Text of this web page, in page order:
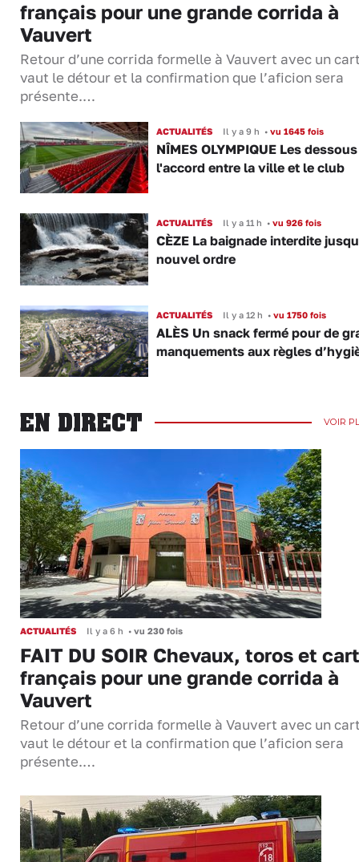
français pour une grande corrida à
Vauvert
Retour d’une corrida formelle à Vauvert avec un
vaut le détour et la confirmation que l’aficion sera
présente.…
ACTUALITÉS Il y a 9 h •vu 1645 fois
NÎMES OLYMPIQUE Les
l'accord entre la ville et le club
ACTUALITÉS Il y a 11 h •vu 926 fois
CÈZE La baignade interdite
nouvel ordre
ACTUALITÉS Il y a 12 h •vu 1750 fois
ALÈS Un snack fermé pour de
manquements aux règles
EN DIRECT VOIR
ACTUALITÉS Il y a 6 h • vu 230 fois
FAIT DU SOIR Chevaux, toros et
français pour une grande corrida à
Vauvert
Retour d’une corrida formelle à Vauvert avec un
vaut le détour et la confirmation que l’aficion sera
présente.…